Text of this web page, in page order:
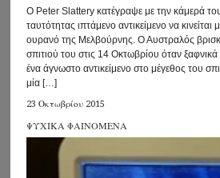
Ο Peter Slattery κατέγραψε με την κάμερά
ταυτότητας ιπτάμενο αντικείμενο να
ουρανό της Μελβούρνης. Ο Αυστραλός
σπιτιού του στις 14 Οκτωβρίου όταν
ένα άγνωστο αντικείμενο στο μέγεθος του
μία […]
23 Οκτωβρίου 2015
ΨΥΧΙΚΑ ΦΑΙΝΟΜΕΝΑ